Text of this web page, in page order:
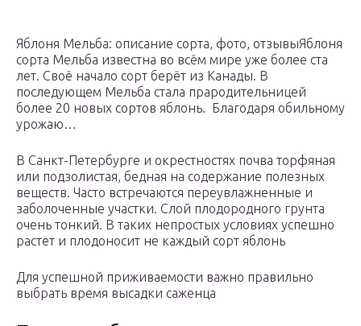
Яблоня Мельба: описание сорта, фото, отзывыЯблоня
сорта Мельба известна во всём мире уже более ста
лет. Своё начало сорт берёт из Канады. В
последующем Мельба стала прародительницей
более 20 новых сортов яблонь. Благодаря обильному
урожаю…
В Санкт-Петербурге и окрестностях почва торфяная
или подзолистая, бедная на содержание полезных
веществ. Часто встречаются переувлажненные и
заболоченные участки. Слой плодородного грунта
очень тонкий. В таких непростых условиях успешно
растет и плодоносит не каждый сорт яблонь
Для успешной приживаемости важно правильно
выбрать время высадки саженца